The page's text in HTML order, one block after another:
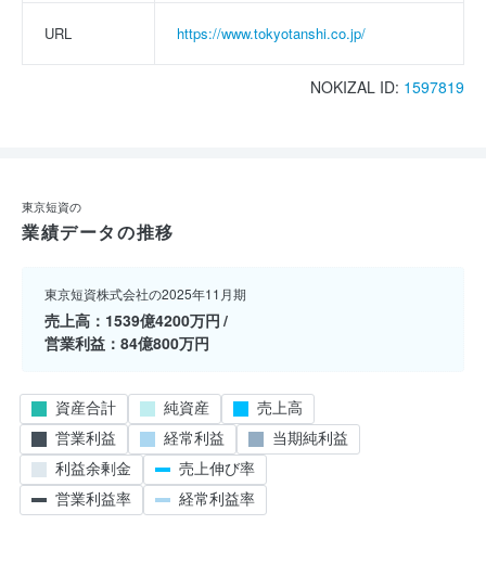
URL https://www.tokyotanshi.co.jp/
NOKIZAL ID: 1597819
東京短資の
業績データの推移
東京短資株式会社の2025年11月期
売上高
1539億4200万円
営業利益
84億800万円
資産合計 純資産
売上高
営業利益
経常利益
当期純利益
利益余剰金
売上伸び率
営業利益率
経常利益率